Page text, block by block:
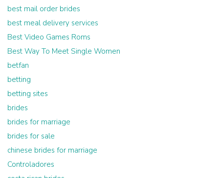
best mail order brides
best meal delivery services
Best Video Games Roms
Best Way To Meet Single Women
betfan
betting
betting sites
brides
brides for marriage
brides for sale
chinese brides for marriage
Controladores